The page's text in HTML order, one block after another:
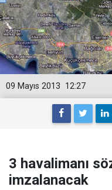
12:27
09 Mayıs 2013
3 havalimanı
imzalanacak